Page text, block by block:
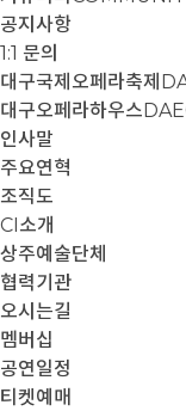
공지사항
1:1 문의
대구국제오페라축제
대구오페라하우스
인사말
주요연혁
조직도
CI소개
상주예술단체
협력기관
오시는길
멤버십
공연일정
티켓예매